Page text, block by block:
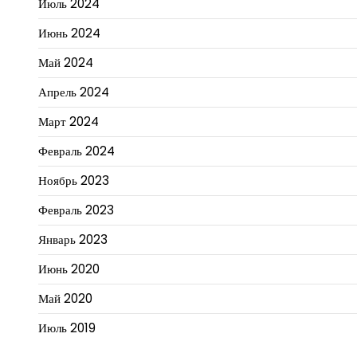
Июль 2024
Июнь 2024
Май 2024
Апрель 2024
Март 2024
Февраль 2024
Ноябрь 2023
Февраль 2023
Январь 2023
Июнь 2020
Май 2020
Июль 2019